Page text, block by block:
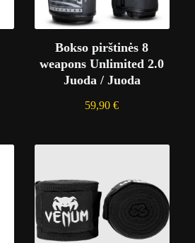
Bokso pirštinės 8
weapons Unlimited 2.0
Juoda / Juoda
59,90€